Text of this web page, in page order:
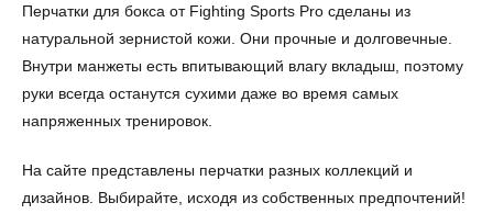
Перчатки для бокса от Fighting Sports Pro сделаны из
натуральной зернистой кожи. Они прочные и долговечные.
Внутри манжеты есть впитывающий влагу вкладыш, поэтому
руки всегда останутся сухими даже во время самых
напряженных тренировок.
На сайте представлены перчатки разных коллекций и
дизайнов. Выбирайте, исходя из собственных предпочтений!